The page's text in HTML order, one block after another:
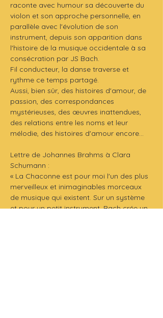
raconte avec humour sa découverte du
violon et son approche personnelle, en
parallèle avec l'évolution de son
instrument, depuis son apparition dans
l'histoire de la musique occidentale à sa
consécration par JS Bach.
Fil conducteur, la danse traverse et
rythme ce temps partagé.
Aussi, bien sûr, des histoires d'amour, de
passion, des correspondances
mystérieuses, des œuvres inattendues,
des relations entre les noms et leur
mélodie, des histoires d'amour encore...
Lettre de Johannes Brahms à Clara
Schumann :
« La Chaconne est pour moi l'un des plus
merveilleux et inimaginables morceaux
de musique qui existent. Sur un système
et pour un petit instrument, Bach crée un